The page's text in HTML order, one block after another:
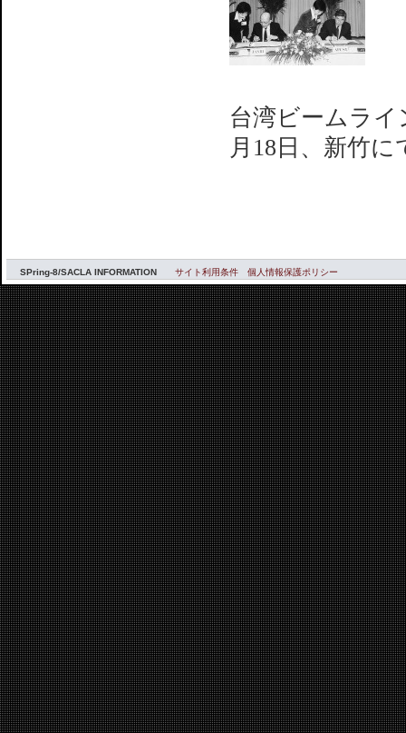
台湾ビームライ
月18日、新竹に
SPring-8/SACLA INFORMATION サイト利用条件 個人情報保護ポリシー